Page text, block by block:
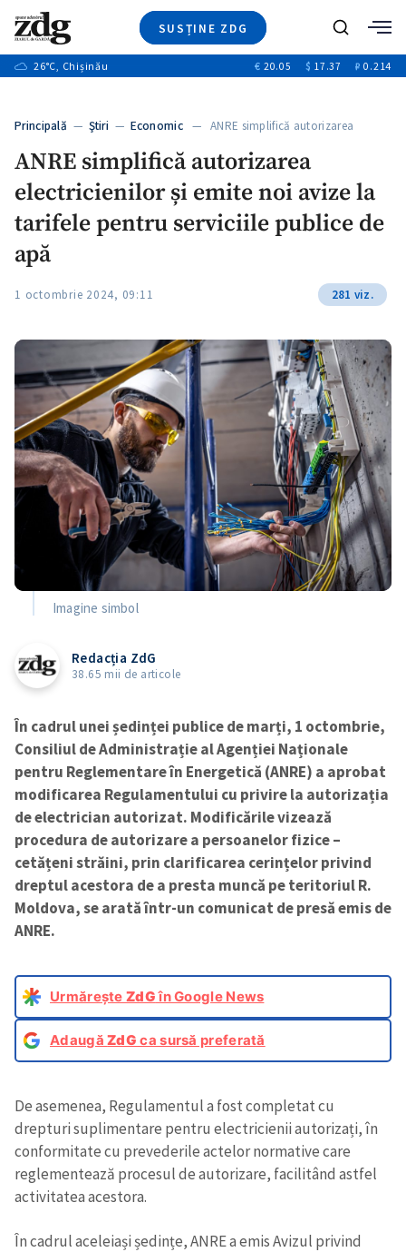
SUSȚINE ZDG
Ştiri
+8
Video
Special
+1
+1
Blog
ZdGust
Caută
26°C, Chișinău € 20.05 $ 17.37 ₽ 0.214
Principală — Ştiri — Economic— ANRE simplifică autorizarea
ANRE simplifică autorizarea
electricienilor și emite noi avize la
tarifele pentru serviciile publice de
apă
1 octombrie 2024, 09:11 281 viz.
Imagine simbol
Redacția ZdG
38.65 mii de articole
În cadrul unei ședinței publice de marți, 1 octombrie,
Consiliul de Administrație al Agenției Naționale
pentru Reglementare în Energetică (ANRE) a aprobat
modificarea Regulamentului cu privire la autorizația
de electrician autorizat. Modificările vizează
procedura de autorizare a persoanelor fizice –
cetățeni străini, prin clarificarea cerințelor privind
dreptul acestora de a presta muncă pe teritoriul R.
Moldova, se arată într-un comunicat de presă emis de
ANRE.
Urmărește ZdGîn Google News
AdaugăZdG ca sursă preferată
De asemenea, Regulamentul a fost completat cu
drepturi suplimentare pentru electricienii autorizați, în
conformitate cu prevederile actelor normative care
reglementează procesul de autorizare, facilitând astfel
activitatea acestora.
În cadrul aceleiași ședințe, ANRE a emis Avizul privind